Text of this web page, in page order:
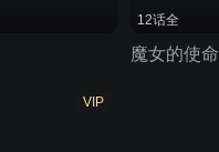
12话全
魔女的使命
VIP